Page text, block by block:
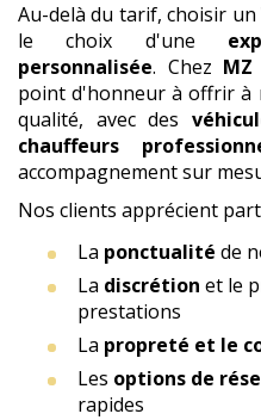
Au-delà du tarif, choisir un
le choix d'une
personnalisée. Chez MZ
point d'honneur à offrir à
qualité, avec des
chauffeurs
accompagnement sur
Nos clients apprécient
La ponctualité de
La discrétion et le
prestations
La propreté et le
Les options de
rapides